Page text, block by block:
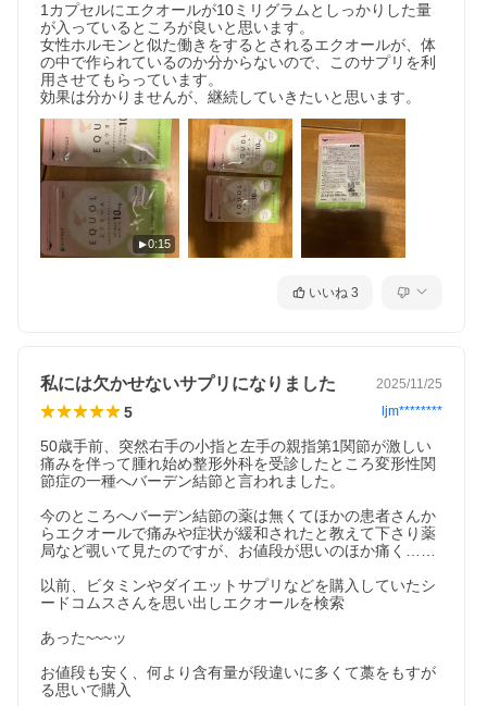
1カプセルにエクオールが10ミリグラムとしっかりした量
が入っているところが良いと思います。
女性ホルモンと似た働きをするとされるエクオールが、体
の中で作られているのか分からないので、このサプリを利
用させてもらっています。
効果は分かりませんが、継続していきたいと思います。
0:15
いいね 3
私には欠かせないサプリになりました 2025/11/25
5 ljm********
50歳手前、突然右手の小指と左手の親指第1関節が激しい
痛みを伴って腫れ始め整形外科を受診したところ変形性関
節症の一種へバーデン結節と言われました。
今のところへバーデン結節の薬は無くてほかの患者さんか
らエクオールで痛みや症状が緩和されたと教えて下さり薬
局など覗いて見たのですが、お値段が思いのほか痛く……
以前、ビタミンやダイエットサプリなどを購入していたシ
ードコムスさんを思い出しエクオールを検索
あった~~~ッ
お値段も安く、何より含有量が段違いに多くて藁をもすが
る思いで購入